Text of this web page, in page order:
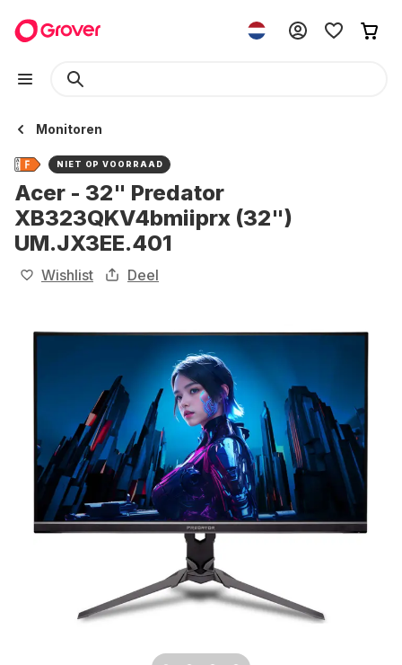
Monitoren
NIET OP VOORRAAD
Acer - 32" Predator
XB323QKV4bmiiprx (32")
UM.JX3EE.401
Wishlist Deel